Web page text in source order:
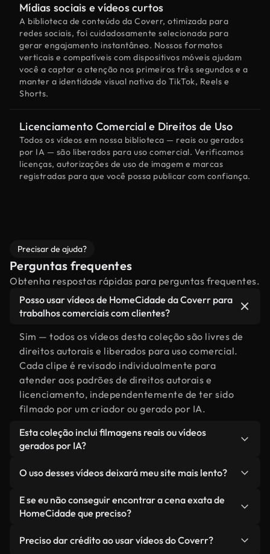
Mídias sociais e vídeos curtos
A biblioteca de conteúdo da Coverr, otimizada para
redes sociais, foi cuidadosamente selecionada para
gerar engajamento instantâneo. Nossos formatos
verticais e compatíveis com dispositivos móveis ajudam
você a captar a atenção nos primeiros três segundos e a
manter a identidade visual nativa do TikTok, Reels e
Shorts.
Licenciamento Comercial e Direitos de Uso
Todos os vídeos em nossa biblioteca — reais ou gerados
por IA — são liberados para uso comercial. Verificamos
licenças, autorizações de uso de imagem e marcas
registradas para que você possa publicar com confiança.
Precisar de ajuda?
Perguntas frequentes
Obtenha respostas rápidas para perguntas frequentes.
Posso usar vídeos de HomeCidade da Coverr para
trabalhos comerciais com clientes?
Sim — todos os vídeos desta coleção são livres de
direitos autorais e liberados para uso comercial.
Cada clipe é revisado individualmente para
atender aos padrões de direitos autorais e
licenciamento, independentemente de ter sido
filmado por um criador ou gerado por IA.
Esta coleção inclui filmagens reais ou vídeos
gerados por IA?
por filmagens reais, feitas por humanos,
relacionadas a HomeCidade, juntamente com
vídeos gerados por IA. Cada vídeo é claramente
identificado para que você sempre saiba o que
está usando.
O uso desses vídeos deixará meu site mais lento?
Não, se você selecionar nossas versões
otimizadas. Oferecemos formatos leves e prontos
— mantendo a alta qualidade, minimizando os
E se eu não conseguir encontrar a cena exata de
HomeCidade que preciso?
Coverr AI Studio. Basta descrever a cena — como
Preciso dar crédito ao usar vídeos do Coverr?